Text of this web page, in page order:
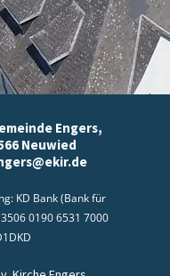
Engers,
Neuwied
KD Bank (Bank für
0190 6531 7000